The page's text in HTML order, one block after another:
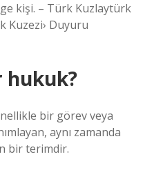
kişi. – Türk Kuzlaytürk
Kuzezi› Duyuru
hukuk?
bir görev veya
aynı zamanda
bir terimdir.